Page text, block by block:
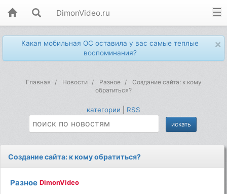
DimonVideo.ru
×
Какая мобильная ОС оставила у вас самые теплые
воспоминания?
Главная Новости Разное
Создание сайта: к кому
обратиться?
категории RSS
Создание сайта: к кому обратиться?
Разное DimonVideo